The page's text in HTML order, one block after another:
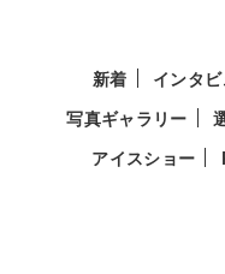
新着 インタ
写真ギャラリー
アイスショー